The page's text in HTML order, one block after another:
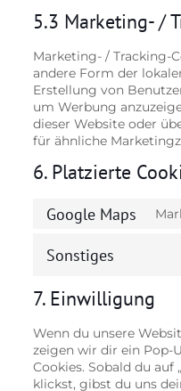
5.3 Marketing- /
Marketing- / Tracking-
andere Form der
Erstellung von
um Werbung
dieser Website oder
für ähnliche
6. Platzierte
Google Maps
Sonstiges
7. Einwilligung
Wenn du unsere
zeigen wir dir ein Pop-
Cookies. Sobald du auf
klickst, gibst du uns